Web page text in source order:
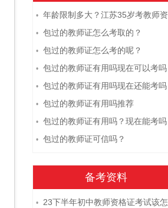
• 年龄限制多大？江苏35岁考教师资格证晚吗？
• 包过的教师证怎么考取的？
• 包过的教师证怎么考的呢？
• 包过的教师证有用吗现在可以考吗
• 包过的教师证有用吗现在还能考吗
• 包过的教师证有用吗推荐
• 包过的教师证有用吗？现在能考吗
• 包过的教师证可信吗？
备考资料
• 23下半年初中教师资格证考试该怎么复习？